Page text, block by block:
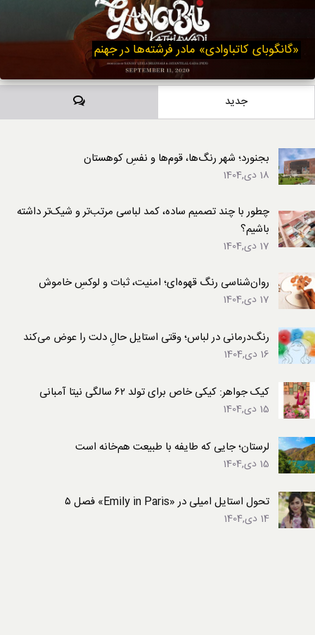
«گانگوبای کاتباوادی» مادر فرشته‌ها در جهنم
جدید دیدگاه‌ها
بجنورد؛ شهر رنگ‌ها، قوم‌ها و نفسِ کوهستان
18 دی,1404
چطور با چند تصمیم ساده، کمد لباسی مرتب‌تر و شیک‌تر داشته
باشیم؟
17 دی,1404
روان‌شناسی رنگ قهوه‌ای؛ امنیت، ثبات و لوکسِ خاموش
17 دی,1404
رنگ‌درمانی در لباس؛ وقتی استایل حالِ دلت را عوض می‌کند
16 دی,1404
کیک جواهر: کیکی خاص برای تولد ۶۲ سالگی نیتا آمبانی
15 دی,1404
لرستان؛ جایی که طایفه با طبیعت هم‌خانه است
15 دی,1404
تحول استایل امیلی در «Emily in Paris» فصل ۵
14 دی,1404